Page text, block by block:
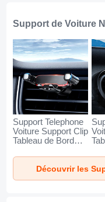
Support de Voiture
Support Telephone
Voiture Support Clip
Tableau de Bord
Nokia G60 5G Noir
Découvrir les